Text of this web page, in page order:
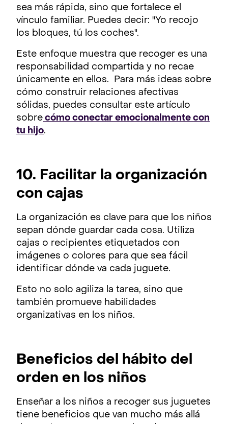
sea más rápida, sino que fortalece el
vínculo familiar. Puedes decir: "Yo recojo
los bloques, tú los coches".
Este enfoque muestra que recoger es una
responsabilidad compartida y no recae
únicamente en ellos. Para más ideas sobre
cómo construir relaciones afectivas
sólidas, puedes consultar este artículo
sobre cómo conectar emocionalmente con
tu hijo.
10. Facilitar la organización
con cajas
La organización es clave para que los niños
sepan dónde guardar cada cosa. Utiliza
cajas o recipientes etiquetados con
imágenes o colores para que sea fácil
identificar dónde va cada juguete.
Esto no solo agiliza la tarea, sino que
también promueve habilidades
organizativas en los niños.
Beneficios del hábito del
orden en los niños
Enseñar a los niños a recoger sus juguetes
tiene beneficios que van mucho más allá